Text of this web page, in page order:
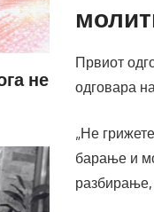
Првиот
одговара
„Не
барање и
разбирање,
не